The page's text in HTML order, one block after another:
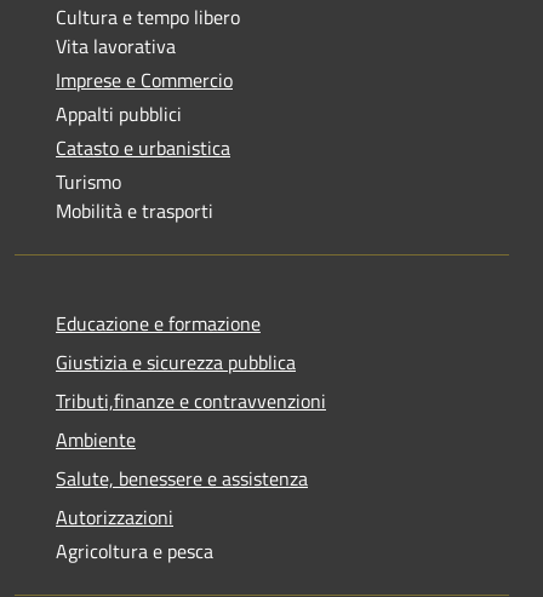
Cultura e tempo libero
Vita lavorativa
Imprese e Commercio
Appalti pubblici
Catasto e urbanistica
Turismo
Mobilità e trasporti
Educazione e formazione
Giustizia e sicurezza pubblica
Tributi,finanze e contravvenzioni
Ambiente
Salute, benessere e assistenza
Autorizzazioni
Agricoltura e pesca